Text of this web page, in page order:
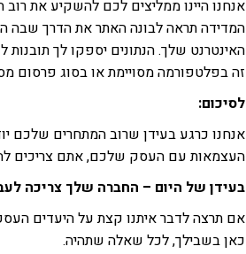
אנחנו היינו ממליצים לכם להשקיע את
המדידה תראה לבונה האתר את הדרך
האינטרנט שלך. הנתונים יספקו לך
זה בפלטפורמה מסויימת או בסוג פרסום
לסיכום:
אנחנו כרגע בעידן שרוב המתחרים שלכם
העצמאות עם העסק שלכם, אתם צריכים
בעידן של היום – החברה שלך צריכה
אם תרצה לדבר איתנו קצת על היעדים
כאן בשבילך, לכל שאלה שתהיה.